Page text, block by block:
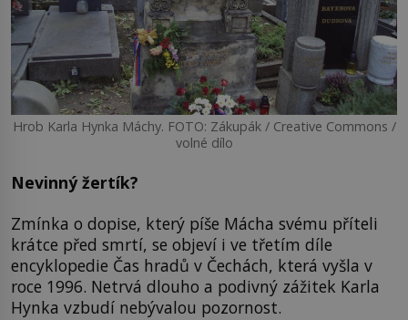
Hrob Karla Hynka Máchy. FOTO: Zákupák / Creative Commons /
volné dílo
Nevinný žertík?
Zmínka o dopise, který píše Mácha svému příteli
krátce před smrtí, se objeví i ve třetím díle
encyklopedie Čas hradů v Čechách, která vyšla v
roce 1996. Netrvá dlouho a podivný zážitek Karla
Hynka vzbudí nebývalou pozornost.